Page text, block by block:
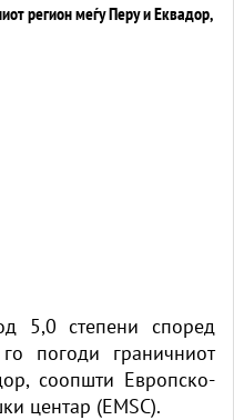
5,0 степени според
погоди граничниот
соопшти Европско-
центар (EMSC).